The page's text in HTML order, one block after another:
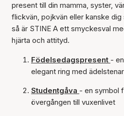
present till din mamma, syster,
flickvän, pojkvän eller kanske dig
så är STINE A ett smyckesval
hjärta och attityd.
Födelsedagspresent - en
elegant ring med ädelstenar
Studentgåva - en symbol
övergången till vuxenlivet